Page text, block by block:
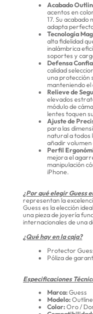
Acabado
acentos en
17. Su acabado
adapta
Tecnología
alta fidelidad
inalámbrica
soportes y
Defensa
calidad
una protección
manteniendo el
Relieve de
elevados
módulo de
lentes toquen
Ajuste de
para las
natural a todos
añadir volumen
Perfil
mejora el
manipulación
iPhone.
¿Por qué elegir Guess
representan la
Guess es la elección
una pieza de joyería
internacionales de una
¿Qué hay en la caja?
Protector
Póliza de
Especificaciones
Marca:Guess
Modelo:
Color:Oro /